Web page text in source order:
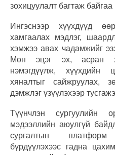
зохицуулалт багтаж
Ингэснээр хүүхдүүд
хамгаалах мэдлэг,
хэмжээ авах чадамжийг
Мөн эцэг эх, асран
нэмэгдүүлж, хүүхдийн
хяналтыг сайжруулах,
дэмжлэг үзүүлэхээр
Түүнчлэн сургуулийн
мэдээллийн аюулгүй
сургалтын
бүрдүүлэхээс гадна